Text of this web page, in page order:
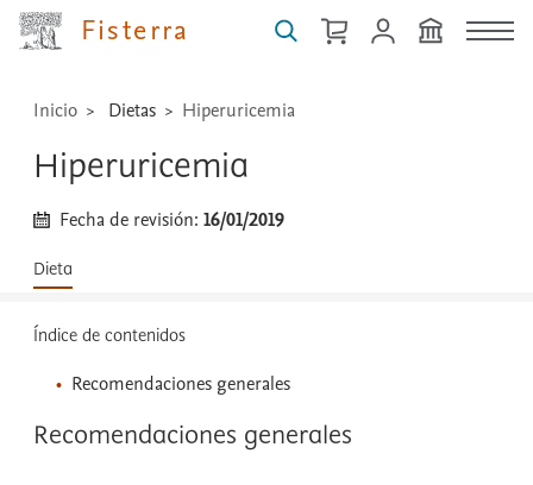
Fisterra
...
Inicio Dietas Hiperuricemia
Hiperuricemia
Fecha de revisión:16/01/2019
Dieta
Índice de contenidos
Recomendaciones generales
Recomendaciones generales